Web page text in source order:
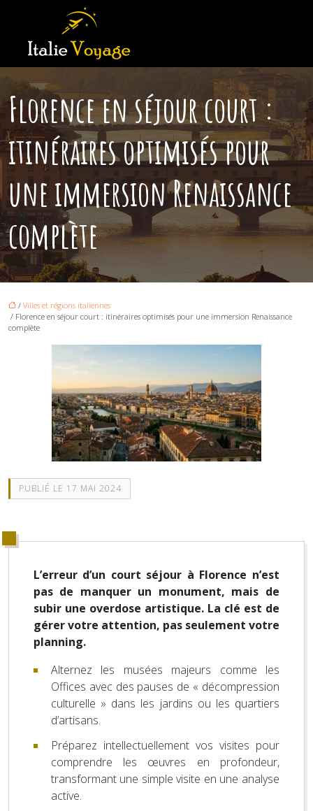
Florence en séjour court :
itinéraires optimisés pour
une immersion Renaissance
complète
/ Villes et régions italiennes
/ Florence en séjour court : itinéraires optimisés pour une immersion Renaissance
complète
PUBLIÉ LE 17 MAI 2024
L’erreur d’un court séjour à Florence n’est
pas de manquer un monument, mais de
subir une overdose artistique. La clé est de
gérer votre attention, pas seulement votre
planning.
Alternez les musées majeurs comme les
Offices avec des pauses de « décompression
culturelle » dans les jardins ou les quartiers
d’artisans.
Préparez intellectuellement vos visites pour
comprendre les œuvres en profondeur,
transformant une simple visite en une analyse
active.